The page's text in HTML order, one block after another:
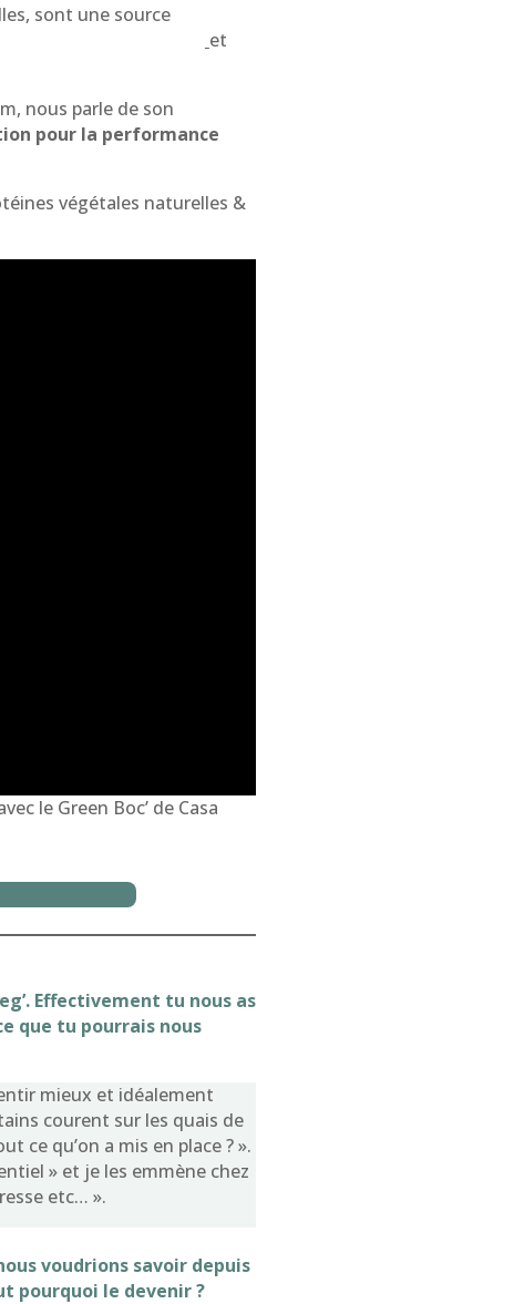
sont une source
et
nous parle de son
pour la performance
végétales naturelles &
le Green Boc’ de Casa
Effectivement tu nous as
que tu pourrais nous
mieux et idéalement
courent sur les quais de
ce qu’on a mis en place ? ».
» et je les emmène chez
etc… ».
voudrions savoir depuis
pourquoi le devenir ?